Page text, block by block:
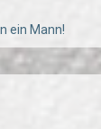
ein Mann!